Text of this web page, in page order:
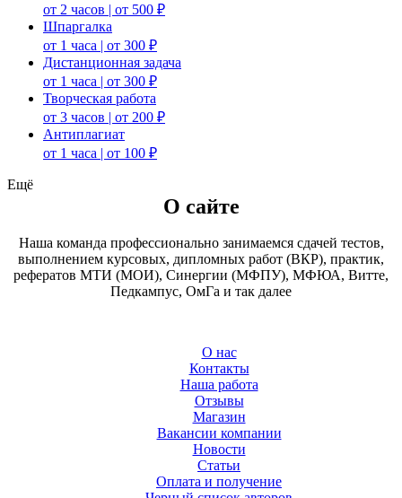
от 2 часов | от 500 ₽
Шпаргалка
от 1 часа | от 300 ₽
Дистанционная задача
от 1 часа | от 300 ₽
Творческая работа
от 3 часов | от 200 ₽
Антиплагиат
от 1 часа | от 100 ₽
Ещё
О сайте
Наша команда профессионально занимаемся сдачей тестов,
выполнением курсовых, дипломных работ (ВКР), практик,
рефератов МТИ (МОИ), Синергии (МФПУ), МФЮА, Витте,
Педкампус, ОмГа и так далее
О нас
Контакты
Наша работа
Отзывы
Магазин
Вакансии компании
Новости
Статьи
Оплата и получение